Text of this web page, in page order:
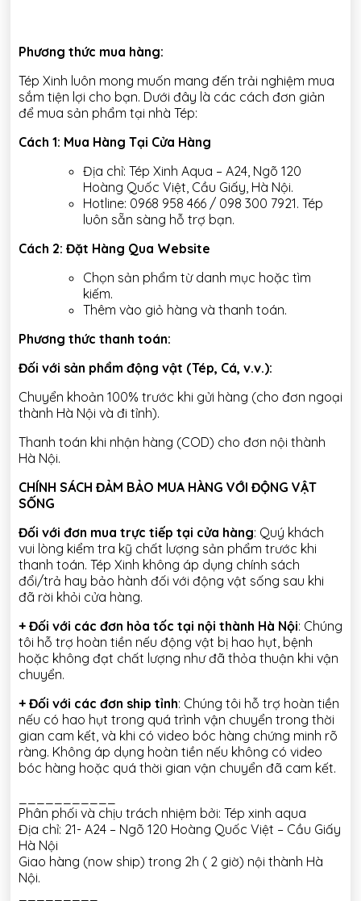
Phương thức mua hàng:
Tép Xinh luôn mong muốn mang đến trải nghiệm mua
sắm tiện lợi cho bạn. Dưới đây là các cách đơn giản
để mua sản phẩm tại nhà Tép:
Cách 1: Mua Hàng Tại Cửa Hàng
Địa chỉ: Tép Xinh Aqua – A24, Ngõ 120
Hoàng Quốc Việt, Cầu Giấy, Hà Nội.
Hotline: 0968 958 466 / 098 300 7921. Tép
luôn sẵn sàng hỗ trợ bạn.
Cách 2: Đặt Hàng Qua Website
Chọn sản phẩm từ danh mục hoặc tìm
kiếm.
Thêm vào giỏ hàng và thanh toán.
Phương thức thanh toán:
Đối với sản phẩm động vật (Tép, Cá, v.v.):
Chuyển khoản 100% trước khi gửi hàng (cho đơn ngoại
thành Hà Nội và đi tỉnh).
Thanh toán khi nhận hàng (COD) cho đơn nội thành
Hà Nội.
CHÍNH SÁCH ĐẢM BẢO MUA HÀNG VỚI ĐỘNG VẬT
SỐNG
Đối với đơn mua trực tiếp tại cửa hàng: Quý khách
vui lòng kiểm tra kỹ chất lượng sản phẩm trước khi
thanh toán. Tép Xinh không áp dụng chính sách
đổi/trả hay bảo hành đối với động vật sống sau khi
đã rời khỏi cửa hàng.
+ Đối với các đơn hỏa tốc tại nội thành Hà Nội: Chúng
tôi hỗ trợ hoàn tiền nếu động vật bị hao hụt, bệnh
hoặc không đạt chất lượng như đã thỏa thuận khi vận
chuyển.
+ Đối với các đơn ship tỉnh: Chúng tôi hỗ trợ hoàn tiền
nếu có hao hụt trong quá trình vận chuyển trong thời
gian cam kết, và khi có video bóc hàng chứng minh rõ
ràng. Không áp dụng hoàn tiền nếu không có video
bóc hàng hoặc quá thời gian vận chuyển đã cam kết.
Phân phối và chịu trách nhiệm bởi: Tép xinh aqua
Địa chỉ: 21- A24 – Ngõ 120 Hoàng Quốc Việt – Cầu Giấy
Hà Nội
Giao hàng (now ship) trong 2h ( 2 giờ) nội thành Hà
Nội.